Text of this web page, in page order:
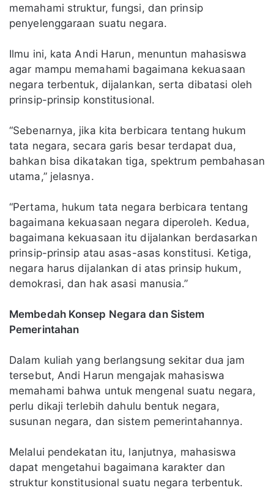
memahami struktur, fungsi, dan prinsip
penyelenggaraan suatu negara.
Ilmu ini, kata Andi Harun, menuntun mahasiswa
agar mampu memahami bagaimana kekuasaan
negara terbentuk, dijalankan, serta dibatasi oleh
prinsip-prinsip konstitusional.
“Sebenarnya, jika kita berbicara tentang hukum
tata negara, secara garis besar terdapat dua,
bahkan bisa dikatakan tiga, spektrum pembahasan
utama,” jelasnya.
“Pertama, hukum tata negara berbicara tentang
bagaimana kekuasaan negara diperoleh. Kedua,
bagaimana kekuasaan itu dijalankan berdasarkan
prinsip-prinsip atau asas-asas konstitusi. Ketiga,
negara harus dijalankan di atas prinsip hukum,
demokrasi, dan hak asasi manusia.”
Membedah Konsep Negara dan Sistem
Pemerintahan
Dalam kuliah yang berlangsung sekitar dua jam
tersebut, Andi Harun mengajak mahasiswa
memahami bahwa untuk mengenal suatu negara,
perlu dikaji terlebih dahulu bentuk negara,
susunan negara, dan sistem pemerintahannya.
Melalui pendekatan itu, lanjutnya, mahasiswa
dapat mengetahui bagaimana karakter dan
struktur konstitusional suatu negara terbentuk.